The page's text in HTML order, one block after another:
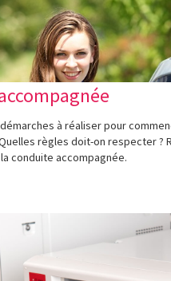
à réaliser pour
règles doit-on respecter ?
conduite accompagnée.